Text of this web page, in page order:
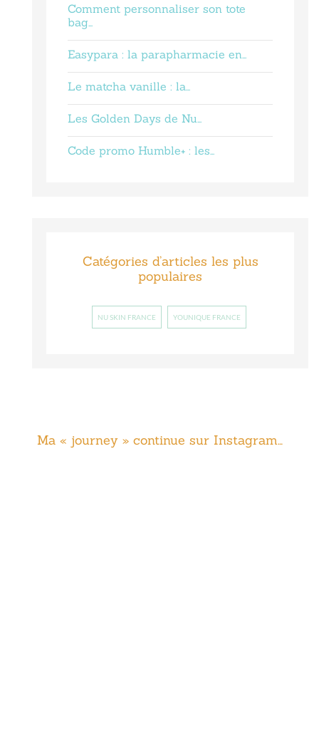
Comment personnaliser son tote
bag…
Easypara : la parapharmacie en…
Le matcha vanille : la…
Les Golden Days de Nu…
Code promo Humble+ : les…
Catégories d’articles les plus
populaires
NU SKIN FRANCE YOUNIQUE FRANCE
Ma « journey » continue sur Instagram…